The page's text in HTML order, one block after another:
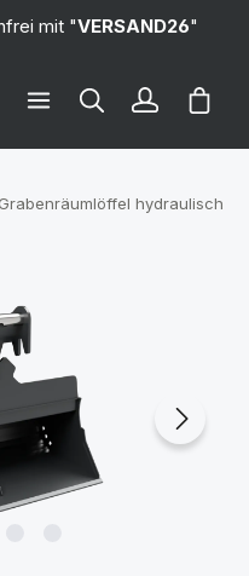
mit "VERSAND26"
Grabenräumlöffel hydraulisch